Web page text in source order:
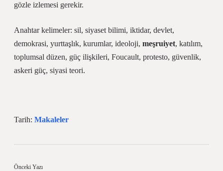
gözle izlemesi gerekir.
Anahtar kelimeler: sil, siyaset bilimi, iktidar, devlet,
demokrasi, yurttaşlık, kurumlar, ideoloji, meşruiyet, katılım,
toplumsal düzen, güç ilişkileri, Foucault, protesto, güvenlik,
askeri güç, siyasi teori.
Tarih: Makaleler
Önceki Yazı